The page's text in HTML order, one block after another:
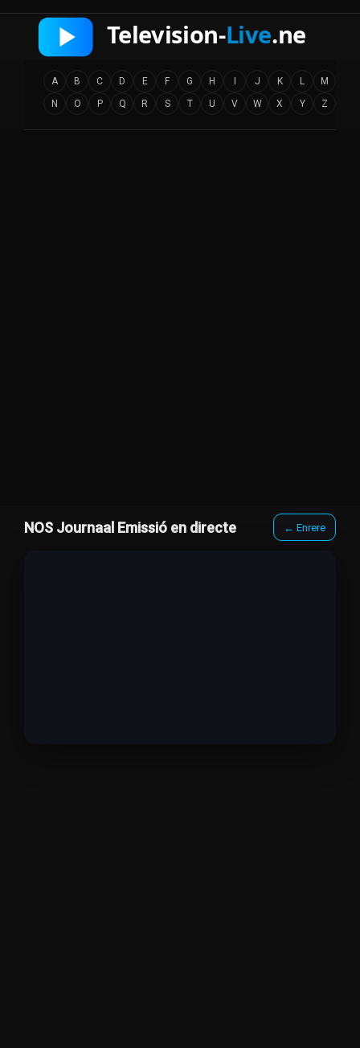
A B C D E F G H J K L
M
N
O P Q R S T U V W X Y Z
NOS Journaal Emissió en directe ← Enrere